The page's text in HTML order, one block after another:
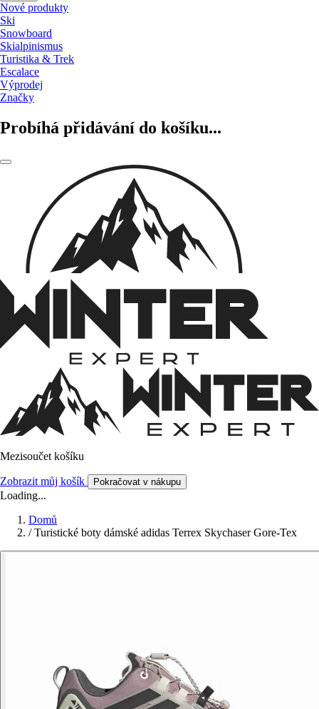
Nové produkty
Ski
Snowboard
Skialpinismus
Turistika & Trek
Escalace
Výprodej
Značky
Probíhá přidávání do košíku...
Mezisoučet košíku
Zobrazit můj košík Pokračovat v nákupu
Loading...
Domů
/ Turistické boty dámské adidas Terrex Skychaser Gore-Tex